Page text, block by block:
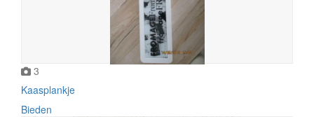
3
Kaasplankje
Bieden